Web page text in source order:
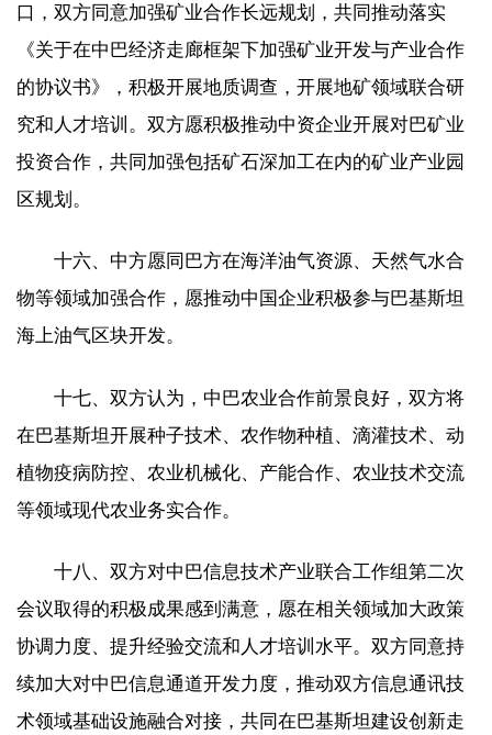
口，双方同意加强矿业合作长远规划，共同推动落实
《关于在中巴经济走廊框架下加强矿业开发与产业合作
的协议书》，积极开展地质调查，开展地矿领域联合研
究和人才培训。双方愿积极推动中资企业开展对巴矿业
投资合作，共同加强包括矿石深加工在内的矿业产业园
区规划。
十六、中方愿同巴方在海洋油气资源、天然气水合
物等领域加强合作，愿推动中国企业积极参与巴基斯坦
海上油气区块开发。
十七、双方认为，中巴农业合作前景良好，双方将
在巴基斯坦开展种子技术、农作物种植、滴灌技术、动
植物疫病防控、农业机械化、产能合作、农业技术交流
等领域现代农业务实合作。
十八、双方对中巴信息技术产业联合工作组第二次
会议取得的积极成果感到满意，愿在相关领域加大政策
协调力度、提升经验交流和人才培训水平。双方同意持
续加大对中巴信息通道开发力度，推动双方信息通讯技
术领域基础设施融合对接，共同在巴基斯坦建设创新走